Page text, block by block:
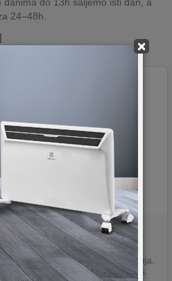
×
24–48h.
(Intenso)
USB3.0-
64GB/Premium Line
Kapacitet od 64GB.
Hi-Speed USB 3.0 tehnologija.
Brzina transfera do 100MB/s.